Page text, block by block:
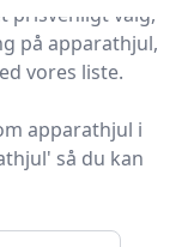
prisvenligt valg,
på apparathjul,
vores liste.
apparathjul i
så du kan